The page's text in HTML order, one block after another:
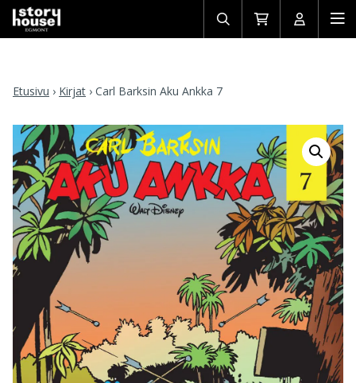
Avaa/sulje
haku
Siirry
ostoskoriin
Avaa/
Etusivu › Kirjat › Carl Barksin Aku Ankka 7